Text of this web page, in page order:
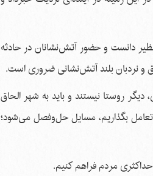
دانست و حضور آتش‌نشانان در حادثه
و نردبان بلند آتش‌نشانی ضروری است.
روستاهای اطراف شهر کرمان از جمله الله‌آباد، با جمعیت ۲۵هزار نفری، دیگر روستا نیستند و باید به شهر الحاق
تعامل بگذاریم، مسایل حل‌وفصل می‌شود؛
مردم فراهم کنیم.